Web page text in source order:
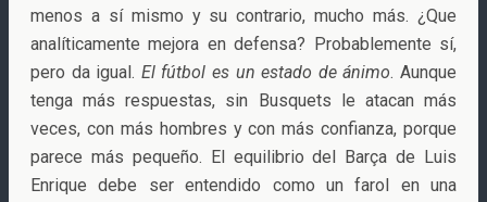
menos a sí mismo y su contrario, mucho más. ¿Que
analíticamente mejora en defensa? Probablemente sí,
pero da igual. El fútbol es un estado de ánimo. Aunque
tenga más respuestas, sin Busquets le atacan más
veces, con más hombres y con más confianza, porque
parece más pequeño. El equilibrio del Barça de Luis
Enrique debe ser entendido como un farol en una